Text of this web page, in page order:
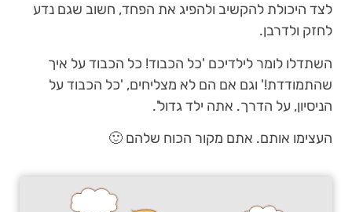
לצד היכולת להקשיב ולהפיג את הפחד, חשוב שגם נדע
לחזק ולדרבן.
השתדלו לומר לילדיכם 'כל הכבוד! כל הכבוד על איך
שהתמודדת!' וגם אם הם לא מצליחים, 'כל הכבוד על
הניסיון, על הדרך. אתה ילד גדול'.
העצימו אותם. אתם מקור הכוח שלהם 🙂